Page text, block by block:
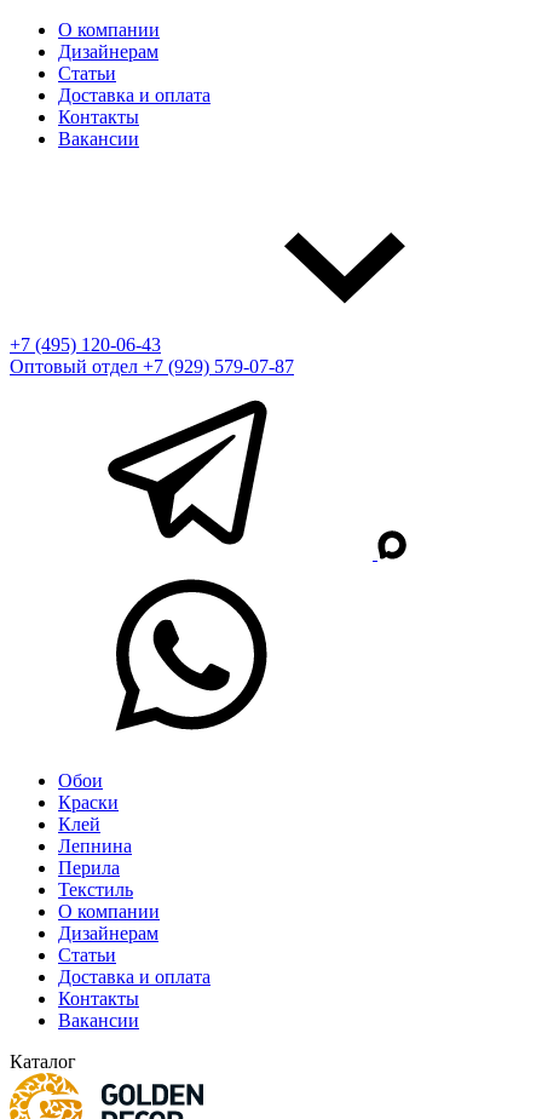
О компании
Дизайнерам
Статьи
Доставка и оплата
Контакты
Вакансии
+7 (495) 120-06-43
Оптовый отдел +7 (929) 579-07-87
Обои
Краски
Клей
Лепнина
Перила
Текстиль
О компании
Дизайнерам
Статьи
Доставка и оплата
Контакты
Вакансии
Каталог